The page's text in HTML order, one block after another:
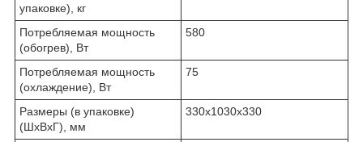
упаковке), кг
Потребляемая мощность
(обогрев), Вт
580
Потребляемая мощность
(охлаждение), Вт
75
Размеры (в упаковке)
(ШхВхГ), мм
330x1030x330